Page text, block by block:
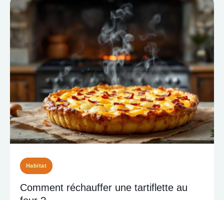
Habitat
Comment réchauffer une tartiflette au